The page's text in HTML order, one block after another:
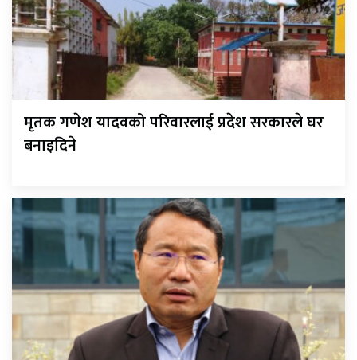
मृतक गणेश यादवको परिवारलाई प्रदेश सरकारले घर
बनाइदिने